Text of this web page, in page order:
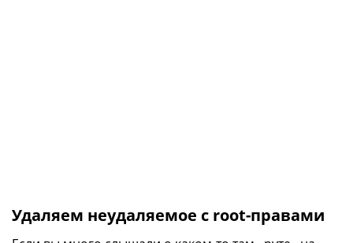
Удаляем неудаляемое с root-правами